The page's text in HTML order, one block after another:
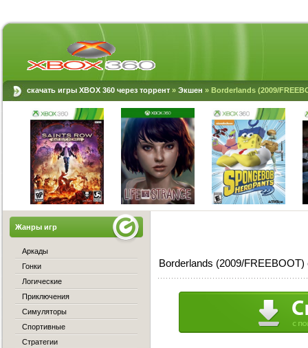
скачать игры XBOX 360 через торрент » Экшен » Borderlands (2009/
Borderlands (2009/FREEBOOT)
Жанры игр
Аркады
Гонки
Логические
Приключения
Симуляторы
Спортивные
Стратегии